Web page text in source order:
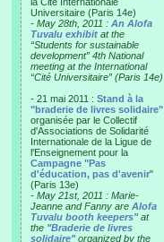
Universitaire (Paris 14e)
- May 28th, 2011 : An Alofa
Tuvalu exhibit at the
“Students for sustainable
development” 4th National
meeting at the International
“Cité Universitaire” (Paris 14e)
- 21 mai 2011 : Stand à la
"braderie de livres solidaire"
organisée par le Collectif
d'Associations de Solidarité
Internationale de la Ligue de
l'Enseignement pour la
Campagne "Pas
d'éducation, pas d'avenir"
(Paris 13e)
- May 21st, 2011 : Marie-
Jeanne and Fanny are Alofa
Tuvalu booth keepers"at
the "Braderie de livres
solidaire"organized by the